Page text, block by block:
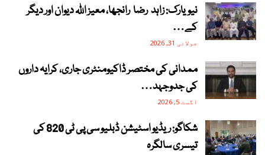
نیویارک: زاہد رضا رانجھا، معیز اللہ دیوان اور دیگر
کے…
جولائی 31, 2026
ممدانی کی مختصر ڈاکیومنٹری جاری، کرایہ داروں
کی جدوجہد…
اگست 5, 2026
شکاگو: ریڈیو اسٹیشن ڈبلیو سی پی ٹی 820 کی
تیسری سالگرہ